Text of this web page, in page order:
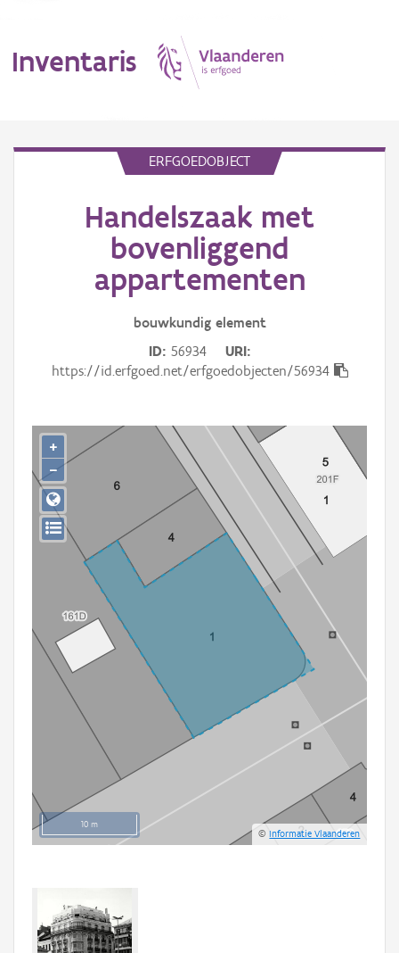
Inventaris
Aanduidingsobject
Gebeurtenis
Downloads
Hergebruik
Aanmelden
ERFGOEDOBJECT
Handelszaak met
bovenliggend
appartementen
bouwkundig element
ID 56934
URI
https://id.erfgoed.net/erfgoedobjecten/56934
10 m
©Informatie Vlaanderen
+
−